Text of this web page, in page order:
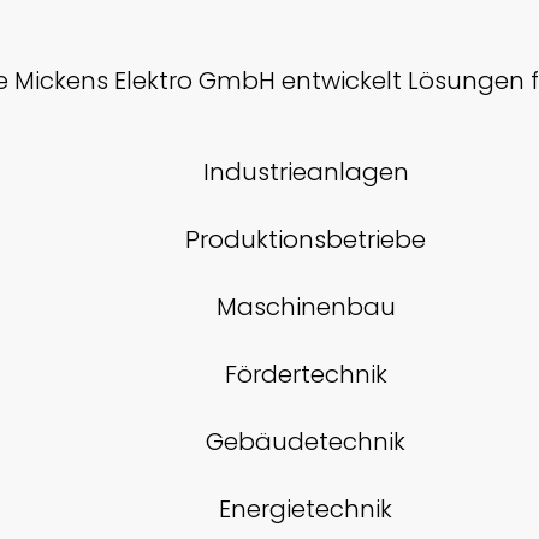
Mickens Elektro GmbH entwickelt Lösungen
Industrieanlagen
Produktionsbetriebe
Maschinenbau
Fördertechnik
Gebäudetechnik
Energietechnik